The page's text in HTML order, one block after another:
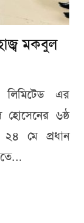
মকবুল
লিমিটেড এর
হোসেনের ৬ষ্ঠ
মে প্রধান